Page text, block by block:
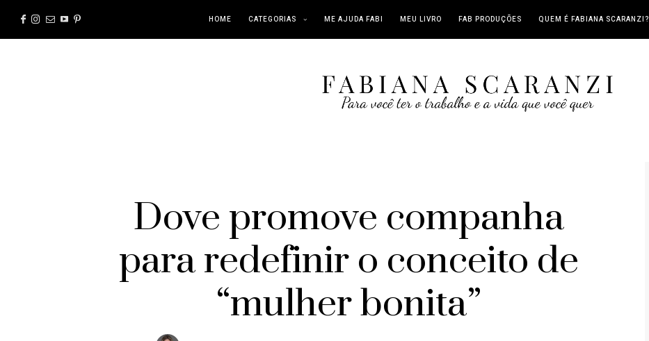
HOME CATEGORIAS ME AJUDA FABI MEU LIVRO FAB PRODUÇÕES QUEM É FABIANA SCARANZI?
Dove promove companha
para redefinir o conceito de
“mulher bonita”